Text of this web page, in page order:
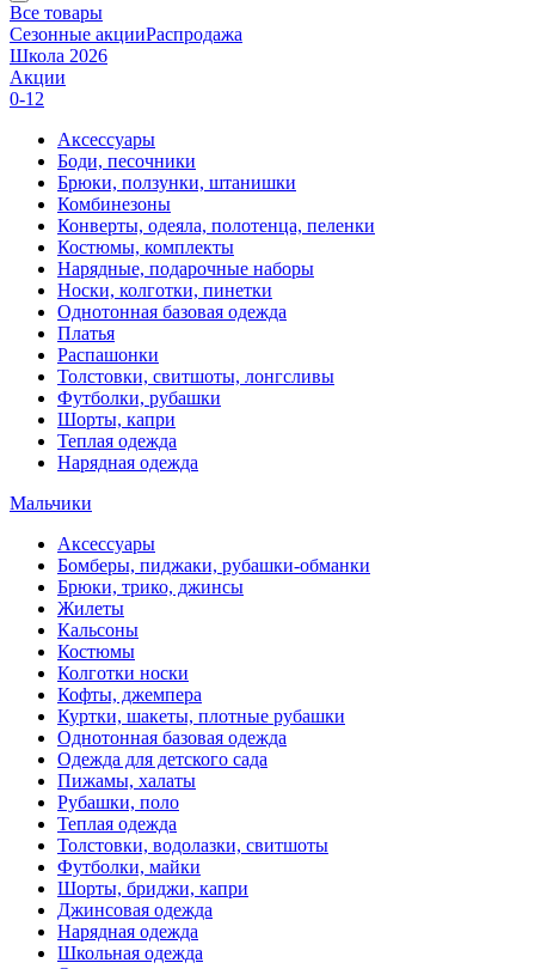
Все товары
Сезонные акцииРаспродажа
Школа 2026
Акции
0-12
Аксессуары
Боди, песочники
Брюки, ползунки, штанишки
Комбинезоны
Конверты, одеяла, полотенца, пеленки
Костюмы, комплекты
Нарядные, подарочные наборы
Носки, колготки, пинетки
Однотонная базовая одежда
Платья
Распашонки
Толстовки, свитшоты, лонгсливы
Футболки, рубашки
Шорты, капри
Теплая одежда
Нарядная одежда
Мальчики
Аксессуары
Бомберы, пиджаки, рубашки-обманки
Брюки, трико, джинсы
Жилеты
Кальсоны
Костюмы
Колготки носки
Кофты, джемпера
Куртки, шакеты, плотные рубашки
Однотонная базовая одежда
Одежда для детского сада
Пижамы, халаты
Рубашки, поло
Теплая одежда
Толстовки, водолазки, свитшоты
Футболки, майки
Шорты, бриджи, капри
Джинсовая одежда
Нарядная одежда
Школьная одежда